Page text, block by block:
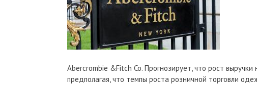
Abercrombie &Fitch Co. Прогнозирует, что рост
предполагая, что темпы роста розничной торговли